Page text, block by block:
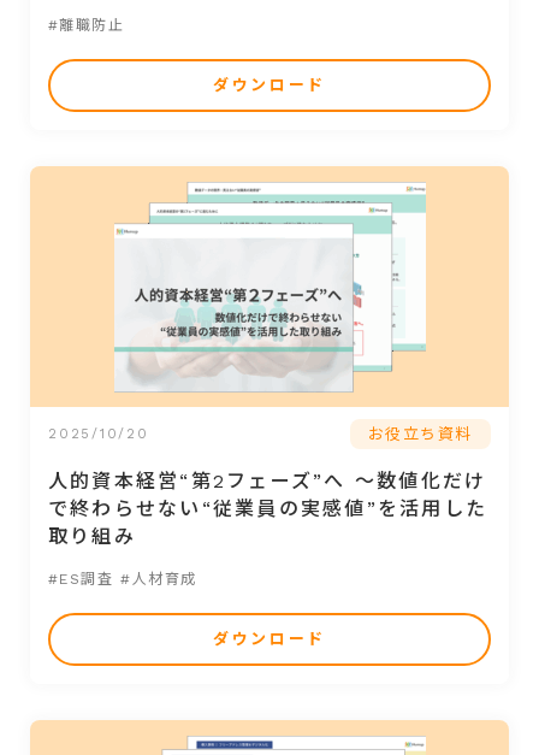
#離職防止
ダウンロード
2025/10/20 お役立ち資料
人的資本経営“第2フェーズ”へ ～数値化だけ
で終わらせない“従業員の実感値”を活用した
取り組み
#ES調査 #人材育成
ダウンロード